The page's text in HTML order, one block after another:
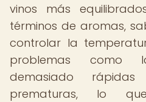
vinos más
términos de aromas,
controlar la
problemas como
demasiado
prematuras, lo